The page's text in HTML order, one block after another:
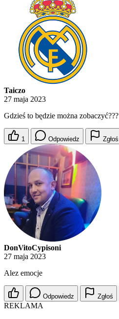
Taiczo
27 maja 2023
Gdzieś to będzie można zobaczyć???
1 Odpowiedz Zgłoś
DonVitoCypisoni
27 maja 2023
Alez emocje
Odpowiedz Zgłoś
REKLAMA